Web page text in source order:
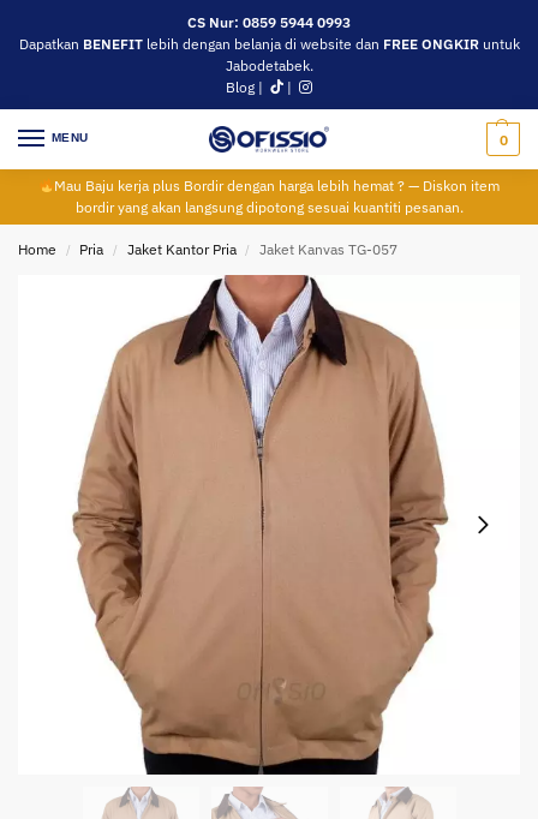
CS Nur: 0859 5944 0993
Dapatkan BENEFITlebih dengan belanja di website dan FREE ONGKIRuntuk
Jabodetabek.
Blog | |
MENU 0
Mau Baju kerja plus Bordir dengan harga lebih hemat ? — Diskon item
bordir yang akan langsung dipotong sesuai kuantiti pesanan.
Home / Pria / Jaket Kantor Pria / Jaket Kanvas TG-057